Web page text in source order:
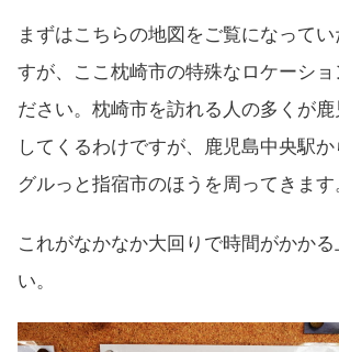
まずはこちらの地図をご覧になって
すが、ここ枕崎市の特殊なロケーショ
ださい。枕崎市を訪れる人の多くが
してくるわけですが、鹿児島中央駅か
グルっと指宿市のほうを周ってきます
これがなかなか大回りで時間がかか
い。